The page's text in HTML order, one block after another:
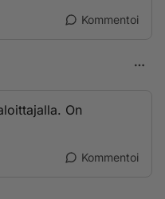
Kommentoi
On
Kommentoi